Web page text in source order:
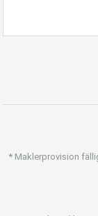
* Maklerprovision